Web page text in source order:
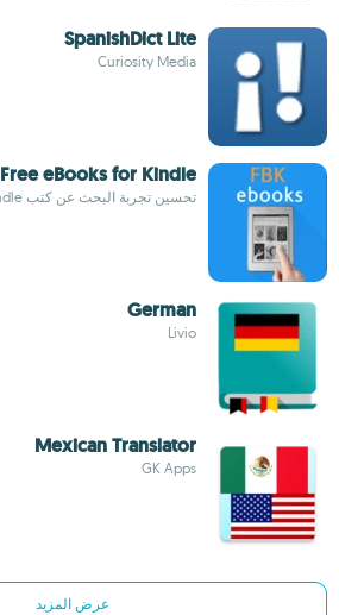
SpanishDict Lite
Curiosity Media
Free eBooks for Kindle
تحسين تجربة البحث عن كتب Kindle الإلكترونية
German
Livio
Mexican Translator
GK Apps
عرض المزيد